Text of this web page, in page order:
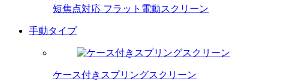
短焦点対応 フラット電動スクリーン
手動タイプ
ケース付きスプリングスクリーン